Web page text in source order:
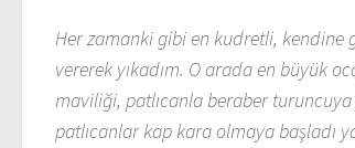
Her zamanki gibi en kudretli, kendine
vererek yıkadım. O arada en büyük
maviliği, patlıcanla beraber
patlıcanlar kap kara olmaya başladı